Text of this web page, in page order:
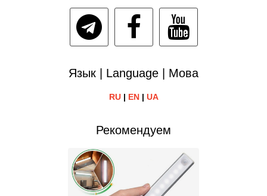
Язык | Language | Мова
RU| EN| UA
Рекомендуем